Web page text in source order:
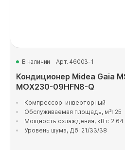
В наличии Арт. 46003-1
Кондиционер Midea Gaia
MOX230-09HFN8-Q
Компрессор: инверторный
Обслуживаемая площадь, м²: 25
Мощность охлаждения, кВт: 2.64
Уровень шума, Дб: 21/33/38